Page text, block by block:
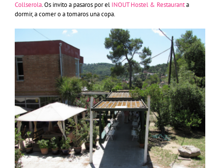
Collserola. Os invito a pasaros por el INOUT Hostel & Restauranta
dormir, a comer o a tomaros una copa.